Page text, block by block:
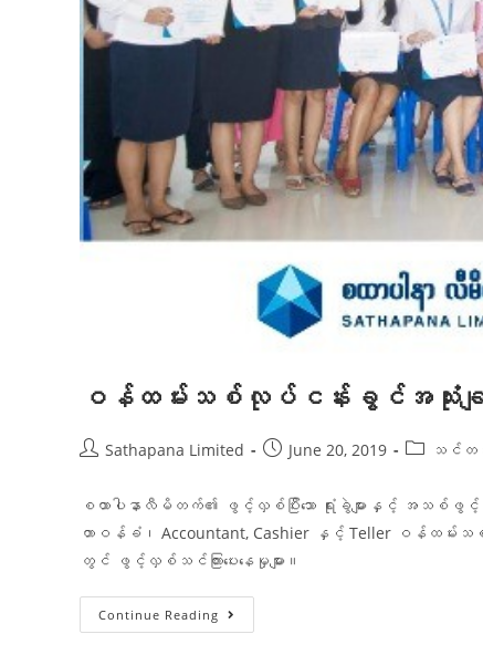
ဝန်ထမ်းသစ်လုပ်ငန်းခွင်အသုံး
Sathapana Limited June 20, 2019 သင်တန်း
စထာပါနာလီမိတက်၏ ဖွင့်လှစ်ပြီးသော ရုံးခွဲများနှင့် အသစ်
တာဝန်ခံ၊ Accountant, Cashier နှင့် Teller ဝန်ထ
တွင် ဖွင့်လှစ်သင်ကြားပေးနေမှုများ။
Continue Reading